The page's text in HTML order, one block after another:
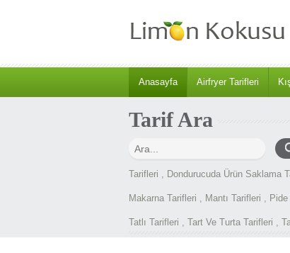
Anasayfa Airfryer Tarifleri
Tarif Ara
Tarifleri , Dondurucuda Ürün Saklama
Makarna Tarifleri , Mantı Tarifleri ,
Tatlı Tarifleri , Tart Ve Turta Tarifleri ,